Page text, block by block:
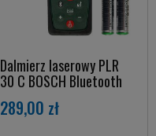
Dalmierz laserowy PLR
30 C BOSCH Bluetooth
289,00 zł